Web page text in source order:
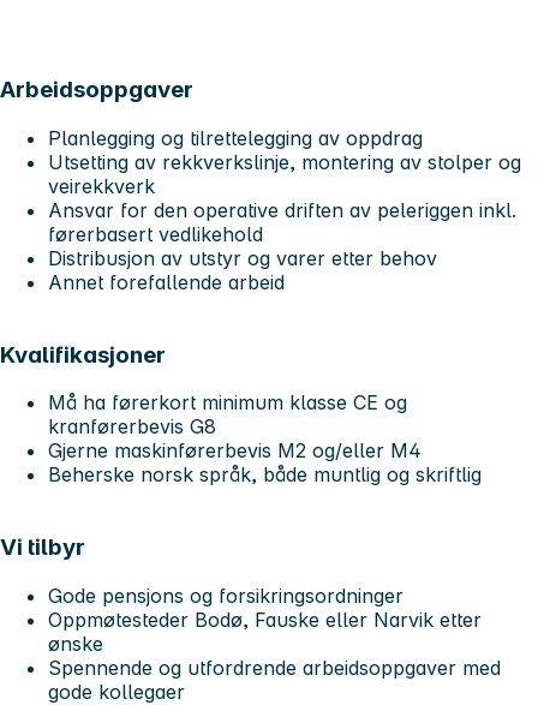
Arbeidsoppgaver
Planlegging og tilrettelegging av oppdrag
Utsetting av rekkverkslinje, montering av stolper og
veirekkverk
Ansvar for den operative driften av peleriggen inkl.
førerbasert vedlikehold
Distribusjon av utstyr og varer etter behov
Annet forefallende arbeid
Kvalifikasjoner
Må ha førerkort minimum klasse CE og
kranførerbevis G8
Gjerne maskinførerbevis M2 og/eller M4
Beherske norsk språk, både muntlig og skriftlig
Vi tilbyr
Gode pensjons og forsikringsordninger
Oppmøtesteder Bodø, Fauske eller Narvik etter
ønske
Spennende og utfordrende arbeidsoppgaver med
gode kollegaer